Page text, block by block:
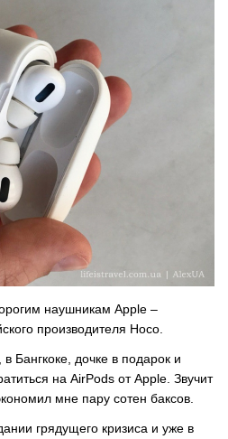
наушникам Apple –
производителя Hoco.
Бангкоке, дочке в подарок и
на AirPods от Apple. Звучит
мне пару сотен баксов.
грядущего кризиса и уже в